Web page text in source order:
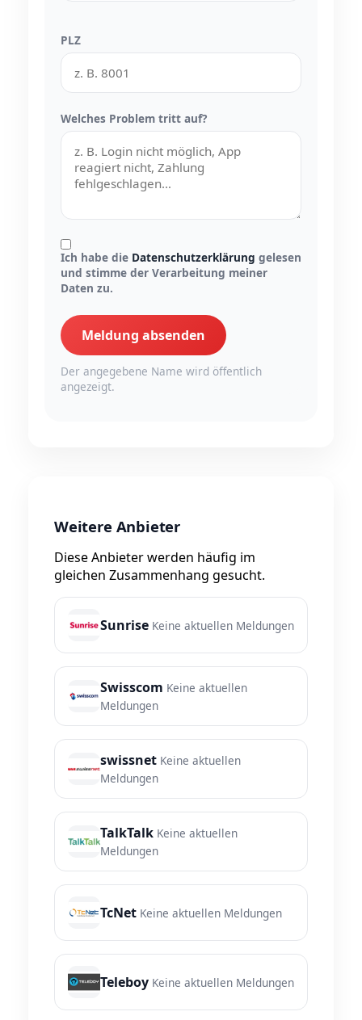
PLZ
Welches Problem tritt auf?
Ich habe die Datenschutzerklärung gelesen
und stimme der Verarbeitung meiner
Daten zu.
Meldung absenden
Der angegebene Name wird öffentlich
angezeigt.
Weitere Anbieter
Diese Anbieter werden häufig im
gleichen Zusammenhang gesucht.
Sunrise Keine aktuellen Meldungen
Swisscom Keine aktuellen
Meldungen
swissnet Keine aktuellen
Meldungen
TalkTalk Keine aktuellen
Meldungen
TcNet Keine aktuellen Meldungen
Teleboy Keine aktuellen Meldungen